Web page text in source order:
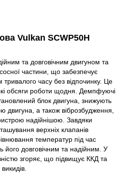
Vulkan SCWP50H
та довговічним двигуном та
частини, що забезпечує
тривалого часу без відпочинку. Це
обсяги роботи щодня. Демпфуючі
блок двигуна, знижують
а також віброзбудження,
надійнішою. Завдяки
верхніх клапанів
температур під час
його довговічним та надійним. У
згоряє, що підвищує ККД та